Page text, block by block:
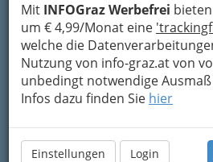
Mit INFOGraz Werbefrei
um € 4,99/Monat eine
welche die
Nutzung von info-graz.at von
unbedingt notwendige
Infos dazu finden Sie hier
Einstellungen Login
Meine Email Adresse
Mein Betreff
Meine Nachricht